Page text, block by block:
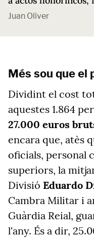
Juan Oliver
Més sou que el
Dividint el cost
aquestes 1.864
27.000 euros
encara que, atès
oficials, personal
superiors, la
Divisió Eduardo
Cambra Militar i
Guàrdia Reial,
l'any. És a dir,